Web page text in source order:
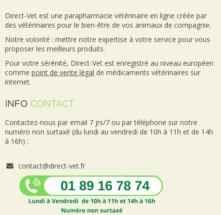
Direct-Vet est une parapharmacie vétérinaire en ligne créée par
des vétérinaires pour le bien-être de vos animaux de compagnie.
Notre volonté : mettre notre expertise à votre service pour vous
proposer les meilleurs produits.
Pour votre sérénité, Direct-Vet est enregistré au niveau européen
comme point de vente légal de médicaments vétérinaires sur
internet.
INFO CONTACT
Contactez-nous par email 7 jrs/7 ou par téléphone sur notre
numéro non surtaxé (du lundi au vendredi de 10h à 11h et de 14h
à 16h) :
contact@direct-vet.fr